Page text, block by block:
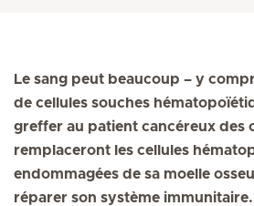
Le sang peut beaucoup – y
de cellules souches
greffer au patient cancéreux des
remplaceront les cellules
endommagées de sa moelle
réparer son système